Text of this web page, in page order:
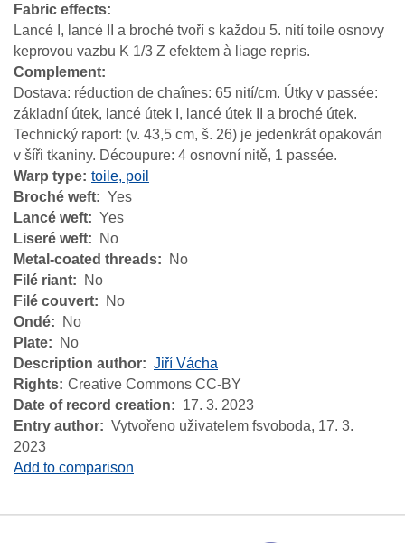
Fabric effects
Lancé I, lancé II a broché tvoří s každou 5. nití toile osnovy
keprovou vazbu K 1/3 Z efektem à liage repris.
Complement
Dostava: réduction de chaînes: 65 nití/cm. Útky v passée:
základní útek, lancé útek I, lancé útek II a broché útek.
Technický raport: (v. 43,5 cm, š. 26) je jedenkrát opakován
v šíři tkaniny. Découpure: 4 osnovní nitě, 1 passée.
Warp type toile, poil
Broché weft
Yes
Lancé weft
Yes
Liseré weft
No
Metal-coated threads
No
Filé riant
No
Filé couvert
No
Ondé
No
Plate
No
Description author
Jiří Vácha
Rights Creative Commons CC-BY
Date of record creation
17. 3. 2023
Entry author
Vytvořeno uživatelem fsvoboda, 17. 3.
2023
Add to comparison